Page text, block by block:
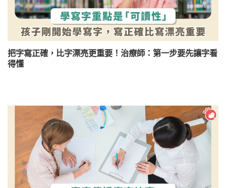
把字寫正確，比字漂亮更重要！治療師：第一步要先讓字看
得懂